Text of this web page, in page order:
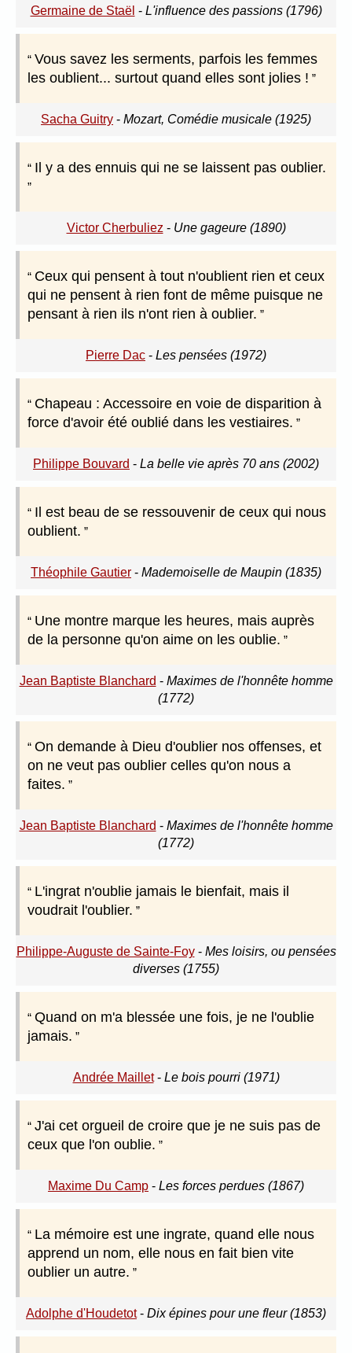
Germaine de Staël - L'influence des passions (1796)
Vous savez les serments, parfois les femmes
les oublient... surtout quand elles sont jolies !
Sacha Guitry - Mozart, Comédie musicale (1925)
Il y a des ennuis qui ne se laissent pas oublier.
Victor Cherbuliez - Une gageure (1890)
Ceux qui pensent à tout n'oublient rien et ceux
qui ne pensent à rien font de même puisque ne
pensant à rien ils n'ont rien à oublier.
Pierre Dac - Les pensées (1972)
Chapeau : Accessoire en voie de disparition à
force d'avoir été oublié dans les vestiaires.
Philippe Bouvard - La belle vie après 70 ans (2002)
Il est beau de se ressouvenir de ceux qui nous
oublient.
Théophile Gautier - Mademoiselle de Maupin (1835)
Une montre marque les heures, mais auprès
de la personne qu'on aime on les oublie.
Jean Baptiste Blanchard - Maximes de l'honnête homme
(1772)
On demande à Dieu d'oublier nos offenses, et
on ne veut pas oublier celles qu'on nous a
faites.
Jean Baptiste Blanchard - Maximes de l'honnête homme
(1772)
L'ingrat n'oublie jamais le bienfait, mais il
voudrait l'oublier.
Philippe-Auguste de Sainte-Foy- Mes loisirs, ou pensées
diverses (1755)
Quand on m'a blessée une fois, je ne l'oublie
jamais.
Andrée Maillet- Le bois pourri (1971)
J'ai cet orgueil de croire que je ne suis pas de
ceux que l'on oublie.
Maxime Du Camp - Les forces perdues (1867)
La mémoire est une ingrate, quand elle nous
apprend un nom, elle nous en fait bien vite
oublier un autre.
Adolphe d'Houdetot- Dix épines pour une fleur (1853)